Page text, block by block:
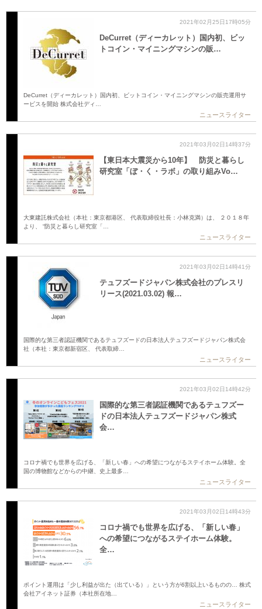
2021年02月25日17時05分
DeCurret（ディーカレット）国内初、ビッ
トコイン・マイニングマシンの販…
DeCurret（ディーカレット）国内初、ビットコイン・マイニングマシンの販売運用サ
ービスを開始 株式会社ディ…
ニュースライター
2021年03月02日14時37分
【東日本大震災から10年】 防災と暮らし
研究室「ぼ・く・ラボ」の取り組みVo…
大東建託株式会社（本社：東京都港区、 代表取締役社長：小林克満）は、 ２０１８年
より、 “防災と暮らし研究室「…
ニュースライター
2021年03月02日14時41分
テュフズードジャパン株式会社のプレスリ
リース(2021.03.02) 報…
国際的な第三者認証機関であるテュフズードの日本法人テュフズードジャパン株式会
社（本社：東京都新宿区、 代表取締…
ニュースライター
2021年03月02日14時42分
国際的な第三者認証機関であるテュフズー
ドの日本法人テュフズードジャパン株式
会…
コロナ禍でも世界を広げる、「新しい春」への希望につながるステイホーム体験。全
国の博物館などからの中継、史上最多…
ニュースライター
2021年03月02日14時43分
コロナ禍でも世界を広げる、「新しい春」
への希望につながるステイホーム体験。
全…
ポイント運用は「少し利益が出た（出ている）」という方が6割以上いるものの… 株式
会社アイネット証券（本社所在地…
ニュースライター